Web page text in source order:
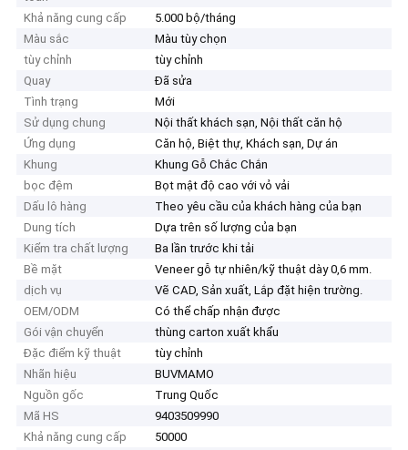
Khả năng cung cấp
5.000 bộ/tháng
Màu sắc
Màu tùy chọn
tùy chỉnh
tùy chỉnh
Quay
Đã sửa
Tình trạng
Mới
Sử dụng chung
Nội thất khách sạn, Nội thất căn hộ
Ứng dụng
Căn hộ, Biệt thự, Khách sạn, Dự án
Khung
Khung Gỗ Chắc Chắn
bọc đệm
Bọt mật độ cao với vỏ vải
Dấu lô hàng
Theo yêu cầu của khách hàng của bạn
Dung tích
Dựa trên số lượng của bạn
Kiểm tra chất lượng
Ba lần trước khi tải
Bề mặt
Veneer gỗ tự nhiên/kỹ thuật dày 0,6 mm.
dịch vụ
Vẽ CAD, Sản xuất, Lắp đặt hiện trường.
OEM/ODM
Có thể chấp nhận được
Gói vận chuyển
thùng carton xuất khẩu
Đặc điểm kỹ thuật
tùy chỉnh
Nhãn hiệu
BUVMAMO
Nguồn gốc
Trung Quốc
Mã HS
9403509990
Khả năng cung cấp
50000